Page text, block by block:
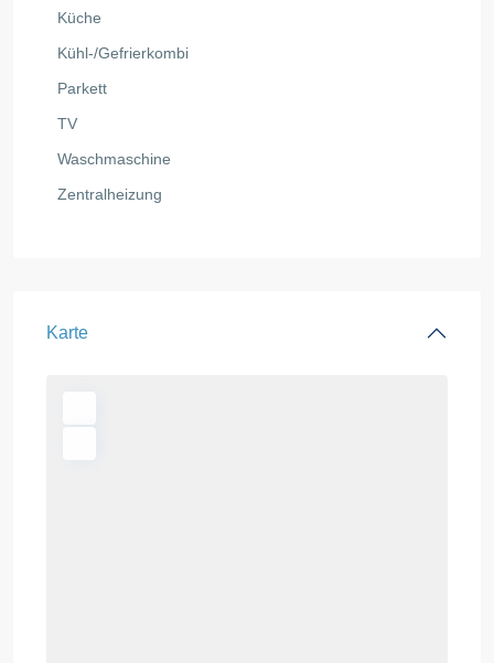
Küche
Kühl-/Gefrierkombi
Parkett
TV
Waschmaschine
Zentralheizung
Karte